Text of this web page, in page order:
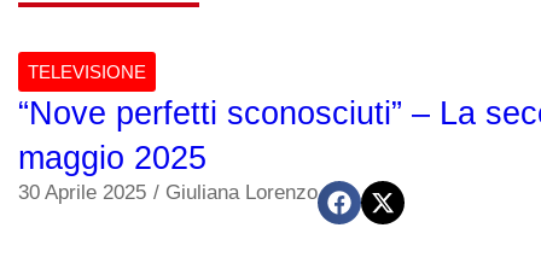
TELEVISIONE
“Nove perfetti sconosciuti” – La
maggio 2025
30 Aprile 2025 / Giuliana Lorenzo